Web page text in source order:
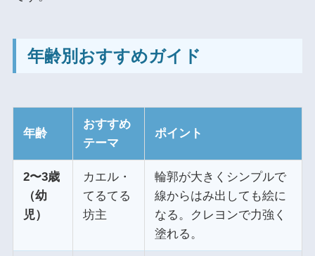
年齢別おすすめガイド
年齢
おすすめ
テーマ
ポイント
2〜3歳
（幼
児）
カエル・
てるてる
坊主
輪郭が大きくシンプルで
線からはみ出しても絵に
なる。クレヨンで力強く
塗れる。